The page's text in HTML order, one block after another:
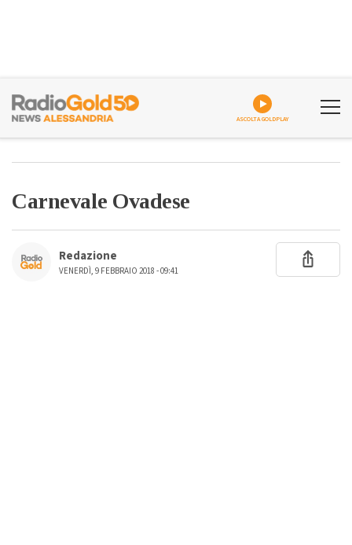
ASCOLTA GOLDPLAY
Carnevale Ovadese
Redazione
VENERDÌ, 9 FEBBRAIO 2018 - 09:41